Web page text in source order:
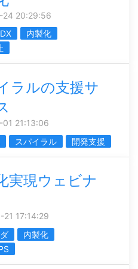
24 20:29:56
内製化
ラルの支援サ
21:13:06
スパイラル 開発支援
実現ウェビナ
17:14:29
内製化